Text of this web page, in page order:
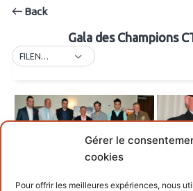
Gérer le
cookies
Pour offrir les meilleures expériences, nous
Back
Gala des Champions